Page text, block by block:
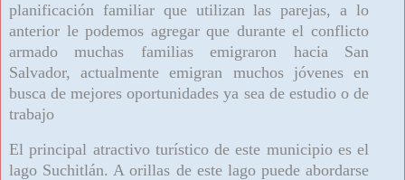
planificación familiar que utilizan las parejas, a lo
anterior le podemos agregar que durante el conflicto
armado muchas familias emigraron hacia San
Salvador, actualmente emigran muchos jóvenes en
busca de mejores oportunidades ya sea de estudio o de
trabajo
El principal atractivo turístico de este municipio es el
lago Suchitlán. A orillas de este lago puede abordarse